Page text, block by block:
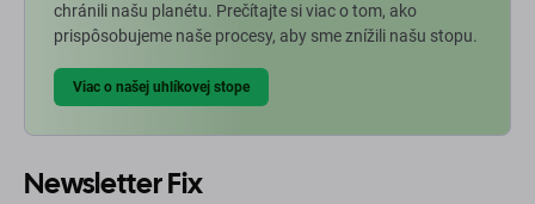
chránili našu planétu. Prečítajte si viac o tom, ako
prispôsobujeme naše procesy, aby sme znížili našu stopu.
Viac o našej uhlíkovej stope
Newsletter Fix